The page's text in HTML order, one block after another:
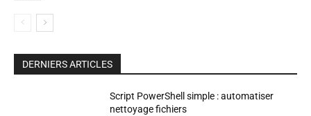
DERNIERS ARTICLES
Script PowerShell simple : automatiser
nettoyage fichiers